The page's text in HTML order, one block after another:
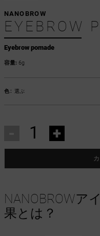
Eyebrow pomade
NANOBROW
EYEBROW
容量: 6g
色 : 選ぶ
+
NANOBROWア
果とは？